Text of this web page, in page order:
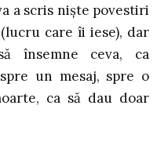
a scris niște povestiri
care îi iese), dar
însemne ceva, ca
un mesaj, spre o
ca să dau doar